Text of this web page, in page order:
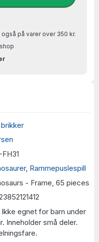
, Rammepuslespill
- Frame, 65 pieces
egnet for barn under
Inneholder små deler.
på varer over 350 kr.